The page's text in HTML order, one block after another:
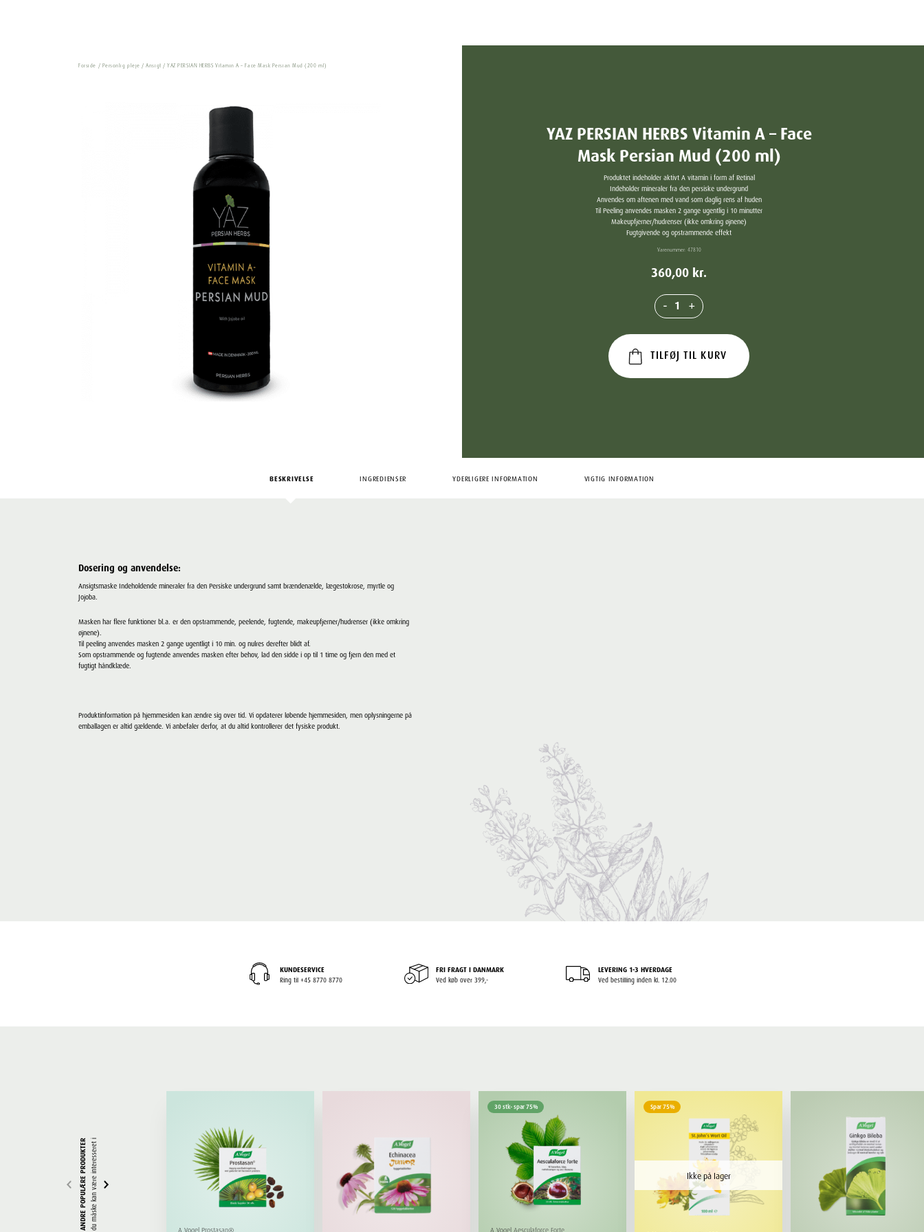
Forside / Personlig pleje /Ansigt / YAZ PERSIAN HERBS Vitamin A – Face Mask Persian Mud (200 ml)
YAZ PERSIAN HERBS Vitamin A – Face
Mask Persian Mud (200 ml)
Produktet indeholder aktivt A vitamin i form af Retinal
Indeholder mineraler fra den persiske undergrund
Anvendes om aftenen med vand som daglig rens af huden
Til Peeling anvendes masken 2 gange ugentlig i 10 minutter
Makeupfjerner/hudrenser (ikke omkring øjnene)
Fugtgivende og opstrammende effekt
Varenummer: 47810
360,00 kr.
- +
TILFØJ TIL KURV
BESKRIVELSE INGREDIENSER YDERLIGERE INFORMATION VIGTIG INFORMATION
Dosering og anvendelse:
Ansigtsmaske Indeholdende mineraler fra den Persiske undergrund samt brændenælde, lægestokrose, myrtle og
Jojoba.
Masken har flere funktioner bl.a. er den opstrammende, peelende, fugtende, makeupfjerner/hudrenser (ikke omkring
øjnene).
Til peeling anvendes masken 2 gange ugentligt i 10 min. og nulres derefter blidt af.
Som opstrammende og fugtende anvendes masken efter behov, lad den sidde i op til 1 time og fjern den med et
fugtigt håndklæde.
Produktinformation på hjemmesiden kan ændre sig over tid. Vi opdaterer løbende hjemmesiden, men oplysningerne på
emballagen er altid gældende. Vi anbefaler derfor, at du altid kontrollerer det fysiske produkt.
KUNDESERVICE
Ring til +45 8770 8770
FRI FRAGT I DANMARK
Ved køb over 399,-
LEVERING 1-3 HVERDAGE
Ved bestilling inden kl. 12.00
ANDRE POPULÆRE PRODUKTERdu måske kan være interesseret i A.Vogel Prostasan®
30 stk- spar 75%
A.Vogel Aesculaforce Forte
Spar 75%
Ikke på lager